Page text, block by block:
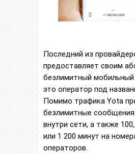
Последний из
предоставляет своим
безлимитный мобильный
это оператор под
Помимо трафика Yota
безлимитные сообщения
внутри сети, а также
или 1 200 минут на
операторов.